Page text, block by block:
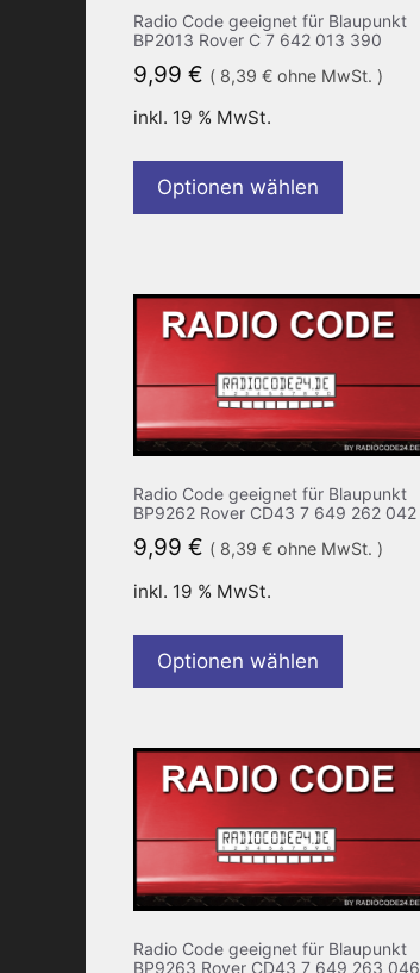
Radio Code geeignet für Blaupunkt
BP2013 Rover C 7 642 013 390
9,99 € ( 8,39 € ohne MwSt. )
inkl. 19 % MwSt.
Optionen wählen
Radio Code geeignet für Blaupunkt
BP9262 Rover CD43 7 649 262 042
9,99 € ( 8,39 € ohne MwSt. )
inkl. 19 % MwSt.
Optionen wählen
Radio Code geeignet für Blaupunkt
BP9263 Rover CD43 7 649 263 046